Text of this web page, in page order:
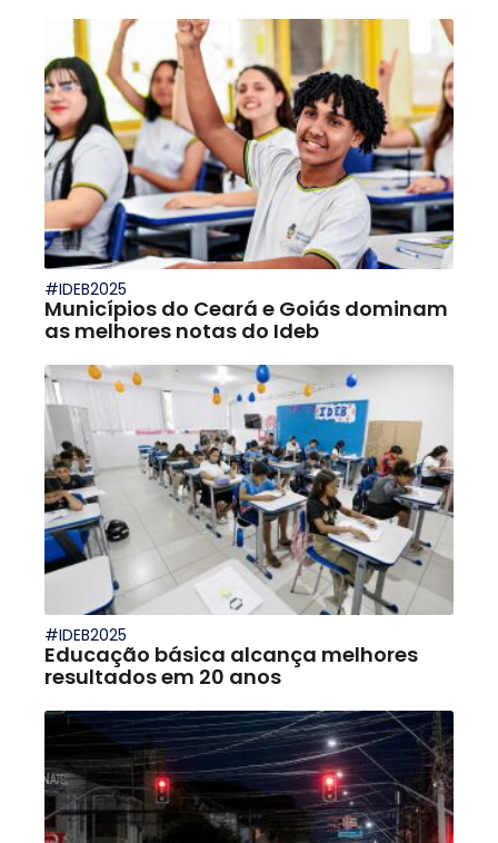
#IDEB2025
Municípios do Ceará e Goiás dominam
as melhores notas do Ideb
#IDEB2025
Educação básica alcança melhores
resultados em 20 anos